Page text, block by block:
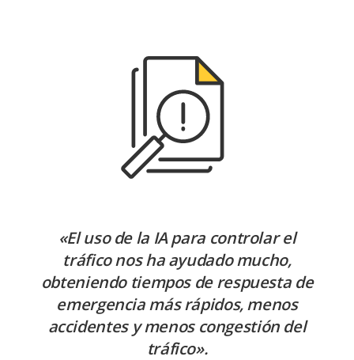
«El uso de la IA para controlar el
tráfico nos ha ayudado mucho,
obteniendo tiempos de respuesta de
emergencia más rápidos, menos
accidentes y menos congestión del
tráfico».